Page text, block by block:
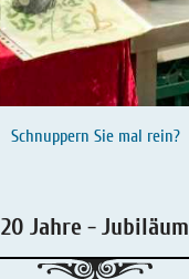
Schnuppern Sie mal rein?
20 Jahre - Jubiläum